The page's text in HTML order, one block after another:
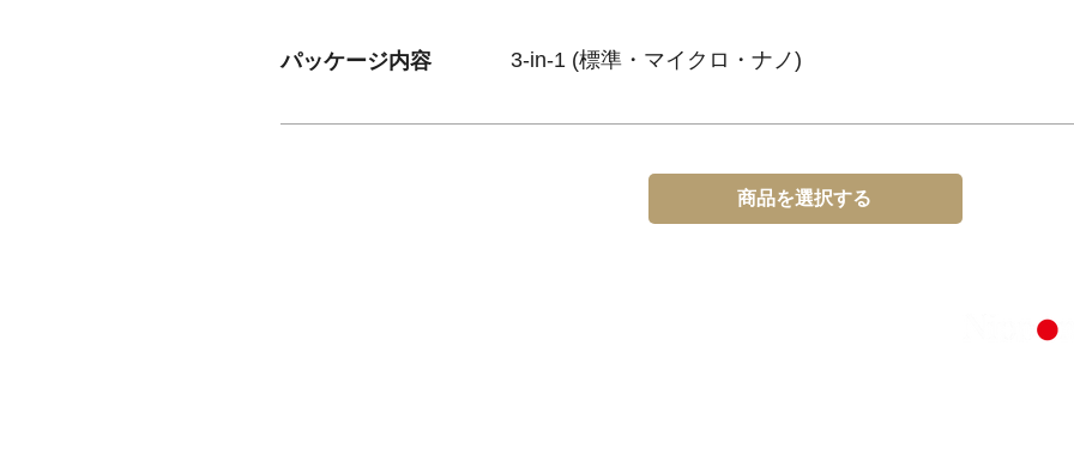
​パッケージ内容 3-in-1 (標準・マイクロ・ナノ)
商品を選択する